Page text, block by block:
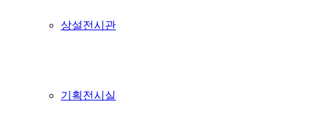
상설전시관
기획전시실